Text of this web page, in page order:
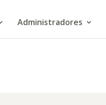
Administradores